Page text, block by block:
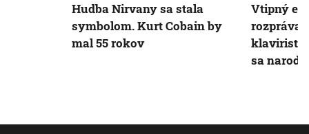
Hudba Nirvany sa stala
symbolom. Kurt Cobain by
mal 55 rokov
Vtipný
sa narodil